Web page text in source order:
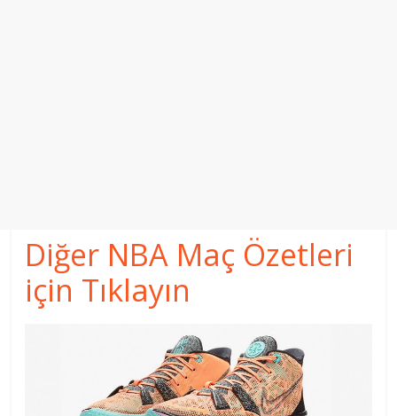
Diğer NBA Maç Özetleri
için Tıklayın